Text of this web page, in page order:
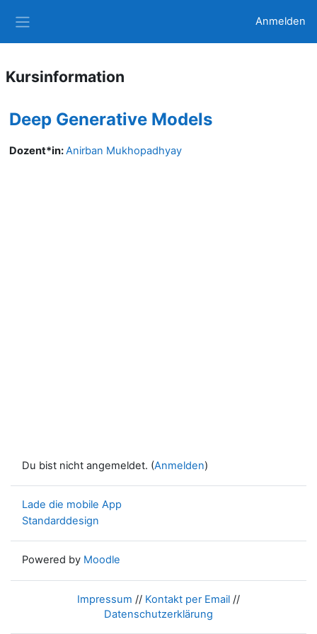
Anmelden
Kursinformation
Deep Generative Models
Dozent*in:Anirban Mukhopadhyay
Du bist nicht angemeldet. (Anmelden)
Lade die mobile App
Standarddesign
Powered by Moodle
Impressum // Kontakt per Email //
Datenschutzerklärung